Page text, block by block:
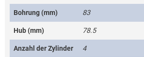
Bohrung (mm) 83
Hub (mm) 78.5
Anzahl der Zylinder 4